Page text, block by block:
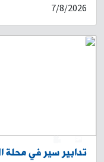
بجرم احتيال الذي يعمل
ويستخدم بعض منصّات
مراجعته من قبل روّاد هذه
بإنجاز العمل. ثمّ يستحصل
7/8/2026
تدابير سير في